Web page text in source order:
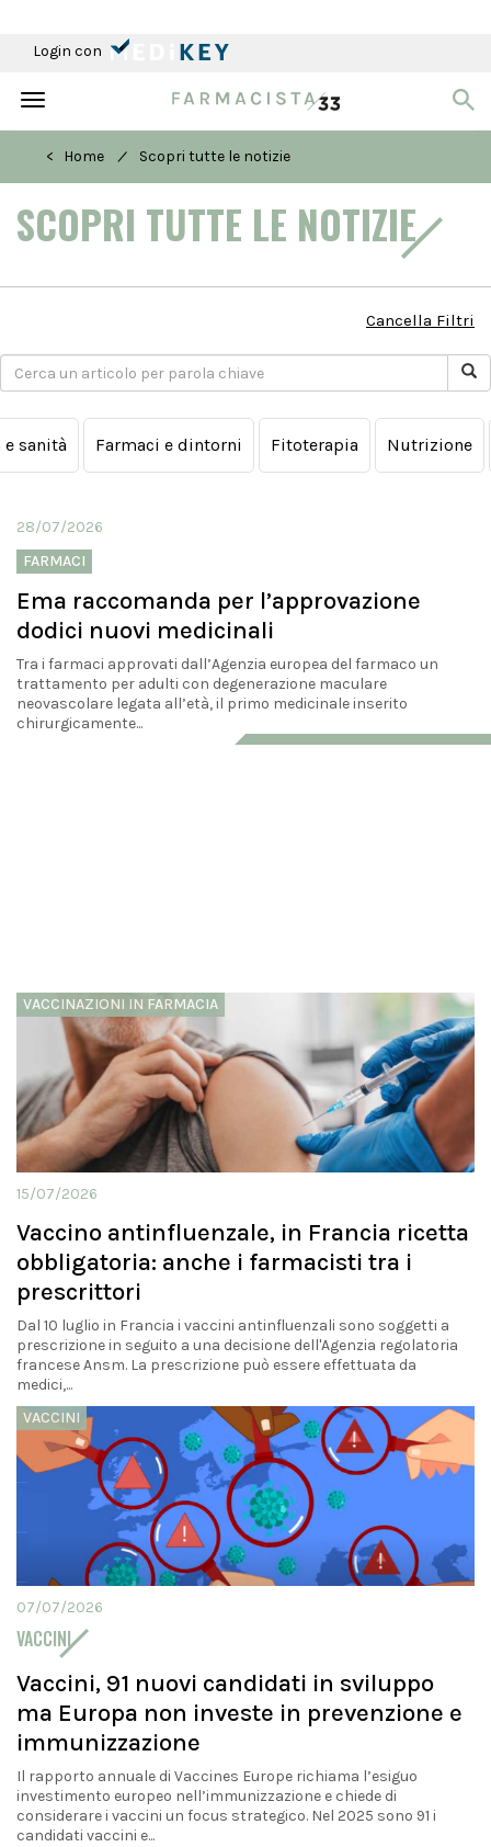
Login con
Toggle
< Home
/ Scopri tutte le notizie
SCOPRI TUTTE LE NOTIZIE
Cancella Filtri
sanità Farmaci e dintorni Fitoterapia Nutrizione
28/07/2026
FARMACI
Ema raccomanda per l’approvazione
dodici nuovi medicinali
Tra i farmaci approvati dall’Agenzia europea del farmaco un
trattamento per adulti con degenerazione maculare
neovascolare legata all’età, il primo medicinale inserito
chirurgicamente...
VACCINAZIONI IN FARMACIA
15/07/2026
Vaccino antinfluenzale, in Francia ricetta
obbligatoria: anche i farmacisti tra i
prescrittori
Dal 10 luglio in Francia i vaccini antinfluenzali sono soggetti a
prescrizione in seguito a una decisione dell'Agenzia regolatoria
francese Ansm. La prescrizione può essere effettuata da
medici,...
VACCINI
07/07/2026
VACCINI
Vaccini, 91 nuovi candidati in sviluppo
ma Europa non investe in prevenzione e
immunizzazione
Il rapporto annuale di Vaccines Europe richiama l’esiguo
investimento europeo nell’immunizzazione e chiede di
considerare i vaccini un focus strategico. Nel 2025 sono 91 i
candidati vaccini e...